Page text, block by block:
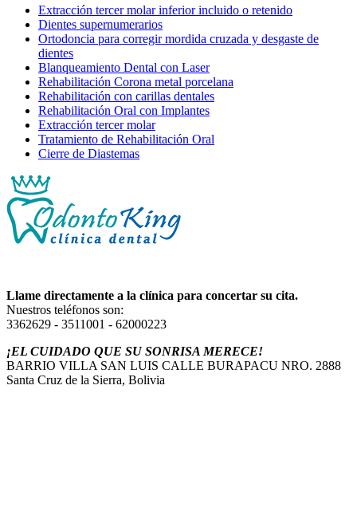
Extracción tercer molar inferior incluido o retenido
Dientes supernumerarios
Ortodoncia para corregir mordida cruzada y desgaste de
dientes
Blanqueamiento Dental con Laser
Rehabilitación Corona metal porcelana
Rehabilitación con carillas dentales
Rehabilitación Oral con Implantes
Extracción tercer molar
Tratamiento de Rehabilitación Oral
Cierre de Diastemas
Llame directamente a la clínica para concertar su cita.
Nuestros teléfonos son:
3362629 - 3511001 - 62000223
¡EL CUIDADO QUE SU SONRISA MERECE!
BARRIO VILLA SAN LUIS CALLE BURAPACU NRO. 2888
Santa Cruz de la Sierra, Bolivia